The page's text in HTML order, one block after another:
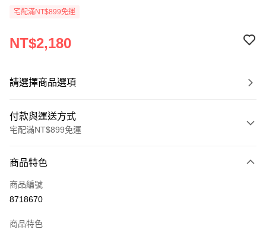
宅配滿NT$899免運
NT$2,180
請選擇商品選項
付款與運送方式
宅配滿NT$899免運
信用卡一次付款
LINE Pay
商品特色
商品編號
8718670
商品特色